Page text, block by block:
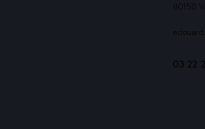
80150
03 22